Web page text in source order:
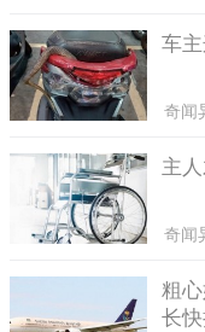
车
奇闻
主
奇闻
粗
长